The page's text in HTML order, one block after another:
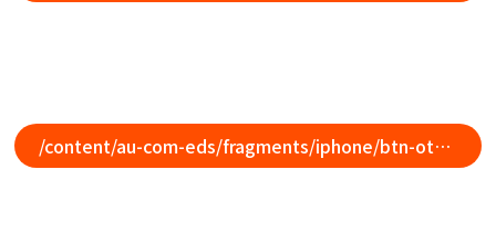
/content/au-com-eds/fragments/iphone/btn-other-model